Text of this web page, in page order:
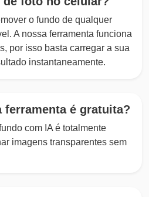
o fundo de qualquer
A nossa ferramenta funciona
por isso basta carregar a sua
instantaneamente.
ferramenta é gratuita?
com IA é totalmente
imagens transparentes sem